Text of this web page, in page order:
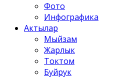
Фото
Инфографика
Актылар
Мыйзам
Жарлык
Токтом
Буйрук